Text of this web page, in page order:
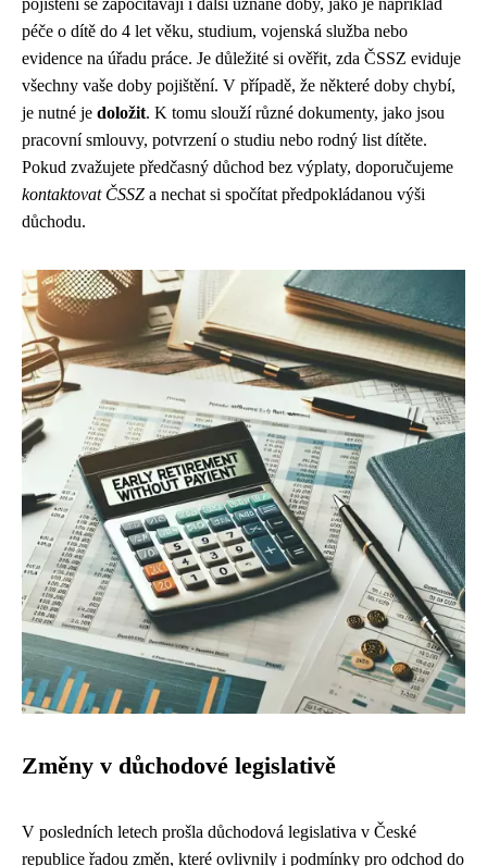
pojištění se započítávají i další uznané doby, jako je například
péče o dítě do 4 let věku, studium, vojenská služba nebo
evidence na úřadu práce. Je důležité si ověřit, zda ČSSZ eviduje
všechny vaše doby pojištění. V případě, že některé doby chybí,
je nutné je doložit. K tomu slouží různé dokumenty, jako jsou
pracovní smlouvy, potvrzení o studiu nebo rodný list dítěte.
Pokud zvažujete předčasný důchod bez výplaty, doporučujeme
kontaktovat ČSSZ a nechat si spočítat předpokládanou výši
důchodu.
Změny v důchodové legislativě
V posledních letech prošla důchodová legislativa v České
republice řadou změn, které ovlivnily i podmínky pro odchod do